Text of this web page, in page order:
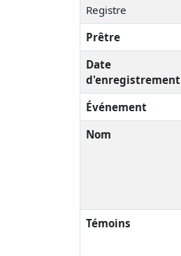
Registre
Prêtre
Date
d'enregistrement
Événement
Nom
Témoins